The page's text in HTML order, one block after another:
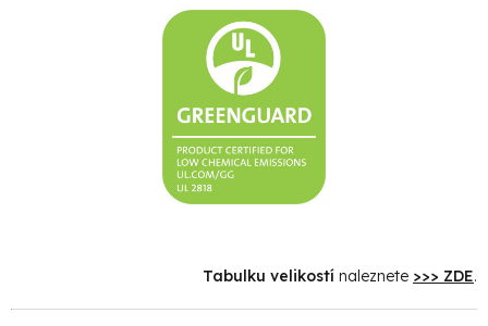
Tabulku velikostí naleznete >>> ZDE.